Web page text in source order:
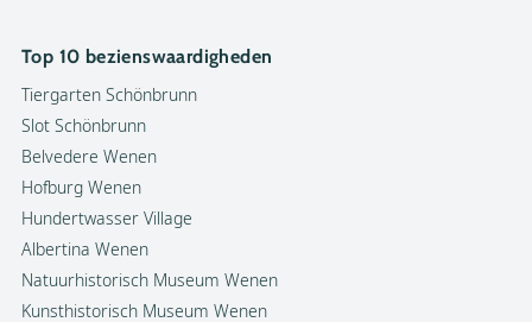
Top 10 bezienswaardigheden
Tiergarten Schönbrunn
Slot Schönbrunn
Belvedere Wenen
Hofburg Wenen
Hundertwasser Village
Albertina Wenen
Natuurhistorisch Museum Wenen
Kunsthistorisch Museum Wenen